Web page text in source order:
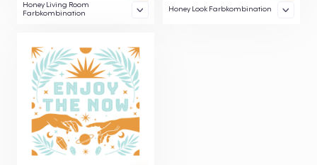
Honey Living Room
Farbkombination
Honey Look Farbkombination